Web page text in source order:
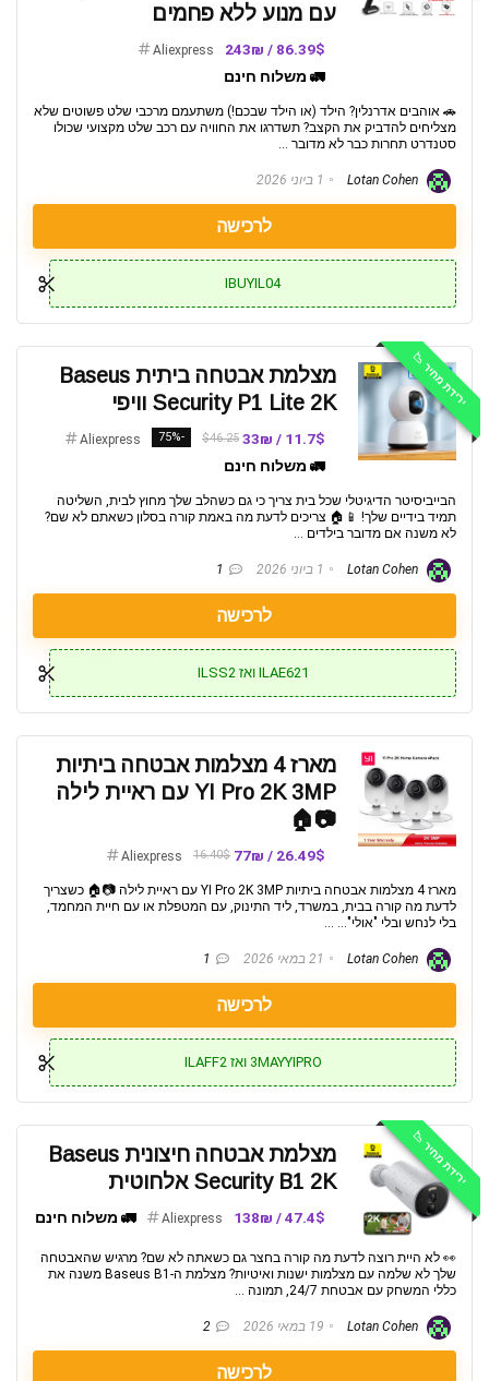
עם מנוע ללא פחמים
86.39$ / 243₪
Aliexpress
🚛 משלוח חינם
🚗 אוהבים אדרנלין? הילד (או הילד שבכם!) משתעמם מרכבי שלט פשוטים שלא
מצליחים להדביק את הקצב? תשדרגו את החוויה עם רכב שלט מקצועי שכולו
סטנדרט תחרות כבר לא מדובר ...
1 ביוני 2026
לרכישה
IBUYIL04
ירידת מחיר 📉
מצלמת אבטחה ביתית Baseus
Security P1 Lite 2K וויפי
11.7$ / 33₪
$46.25
-75%
Aliexpress
🚛 משלוח חינם
הבייביסיטר הדיגיטלי שכל בית צריך כי גם כשהלב שלך מחוץ לבית, השליטה
תמיד בידיים שלך! 📱🏠 צריכים לדעת מה באמת קורה בסלון כשאתם לא שם?
לא משנה אם מדובר בילדים ...
1 ביוני 2026 1
לרכישה
ILAE621 ואז ILSS2
מארז 4 מצלמות אבטחה ביתיות
YI Pro 2K 3MP עם ראיית לילה
📷🏠
26.49$ / 77₪
16.40$
Aliexpress
מארז 4 מצלמות אבטחה ביתיות YI Pro 2K 3MP עם ראיית לילה 📷🏠 כשצריך
לדעת מה קורה בבית, במשרד, ליד התינוק, עם המטפלת או עם חיית המחמד,
בלי לנחש ובלי "אולי"… ...
21 במאי 2026 1
לרכישה
3MAYYIPRO ואז ILAFF2
ירידת מחיר 📉
מצלמת אבטחה חיצונית Baseus
Security B1 2K אלחוטית
47.4$ / 138₪
Aliexpress 🚛 משלוח חינם
👀 לא היית רוצה לדעת מה קורה בחצר גם כשאתה לא שם? מרגיש שהאבטחה
שלך לא שלמה עם מצלמות ישנות ואיטיות? מצלמת ה-Baseus B1 משנה את
כללי המשחק עם אבטחת 24/7, תמונה ...
19 במאי 2026 2
לרכישה